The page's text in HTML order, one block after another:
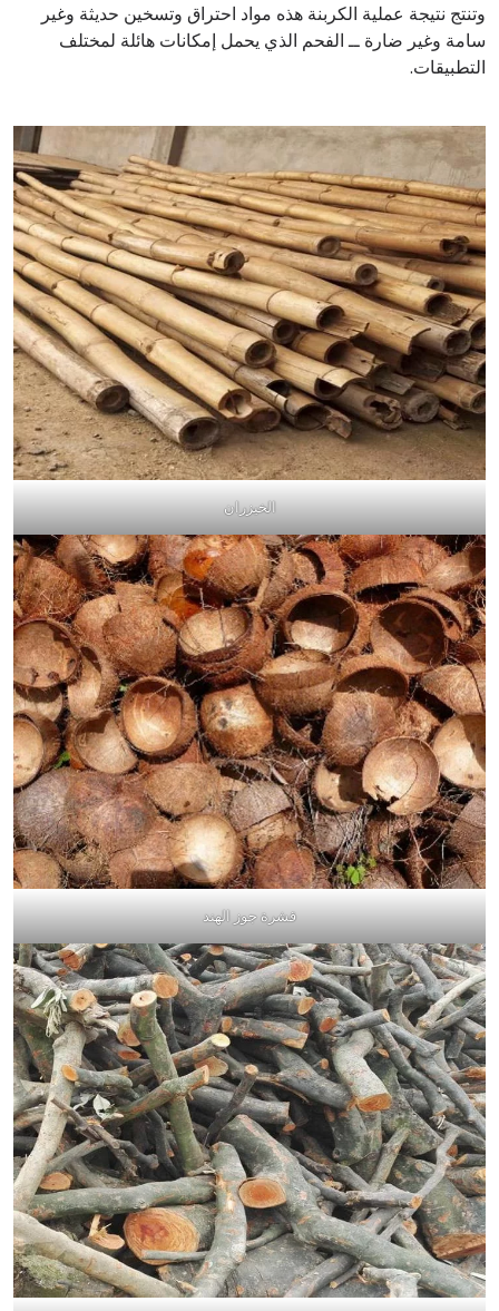
وتنتج نتيجة عملية الكربنة هذه مواد احتراق وتسخين حديثة وغير
سامة وغير ضارة ــ الفحم الذي يحمل إمكانات هائلة لمختلف
التطبيقات.
الخيزران
قشرة جوز الهند